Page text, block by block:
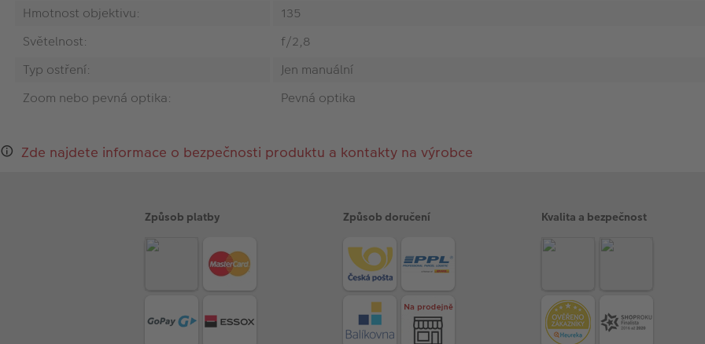
Hmotnost objektivu:
135
Světelnost:
f/2,8
Typ ostření:
Jen manuální
Zoom nebo pevná optika:
Pevná optika
Zde najdete informace o bezpečnosti produktu a kontakty na výrobce
Způsob platby Způsob doručení Kvalita a bezpečnost